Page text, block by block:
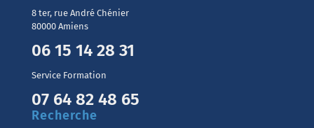
8 ter, rue André Chénier
80000 Amiens
06 15 14 28 31
Service Formation
07 64 82 48 65
Recherche